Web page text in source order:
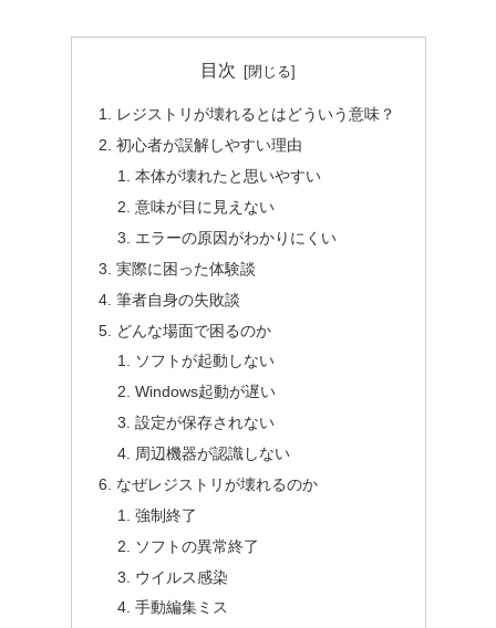
目次
レジストリが壊れるとはどういう意味？
初心者が誤解しやすい理由
本体が壊れたと思いやすい
意味が目に見えない
エラーの原因がわかりにくい
実際に困った体験談
筆者自身の失敗談
どんな場面で困るのか
ソフトが起動しない
Windows起動が遅い
設定が保存されない
周辺機器が認識しない
なぜレジストリが壊れるのか
強制終了
ソフトの異常終了
ウイルス感染
手動編集ミス